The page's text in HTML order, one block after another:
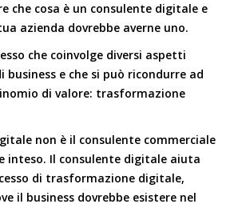
che cosa è un consulente digitale e
azienda dovrebbe averne uno.
che coinvolge diversi aspetti
e che si può ricondurre ad
di valore: trasformazione
non è il consulente commerciale
inteso. Il consulente digitale aiuta
di trasformazione digitale,
il business dovrebbe esistere nel